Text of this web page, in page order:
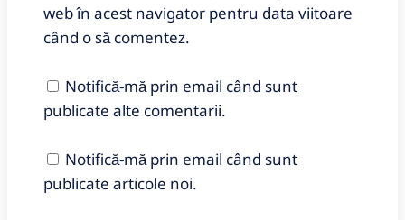
web în acest navigator pentru data viitoare
când o să comentez.
Notifică-mă prin email când sunt
publicate alte comentarii.
Notifică-mă prin email când sunt
publicate articole noi.